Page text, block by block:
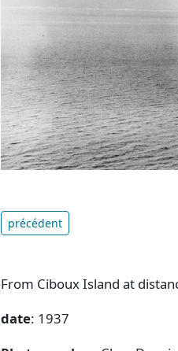
précédent
From Ciboux Island at
date: 1937